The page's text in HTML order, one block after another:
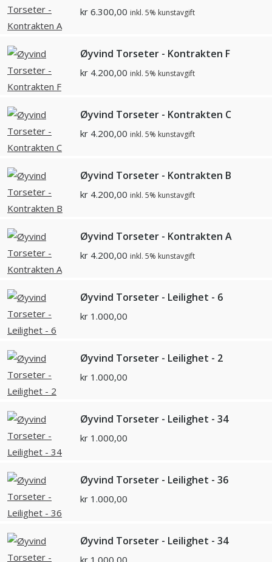
kr 6.300,00 inkl. 5% kunstavgift
Øyvind Torseter - Kontrakten F
kr 4.200,00 inkl. 5% kunstavgift
Øyvind Torseter - Kontrakten C
kr 4.200,00 inkl. 5% kunstavgift
Øyvind Torseter - Kontrakten B
kr 4.200,00 inkl. 5% kunstavgift
Øyvind Torseter - Kontrakten A
kr 4.200,00 inkl. 5% kunstavgift
Øyvind Torseter - Leilighet - 6
kr 1.000,00
Øyvind Torseter - Leilighet - 2
kr 1.000,00
Øyvind Torseter - Leilighet - 34
kr 1.000,00
Øyvind Torseter - Leilighet - 36
kr 1.000,00
Øyvind Torseter - Leilighet - 34
kr 1.000,00